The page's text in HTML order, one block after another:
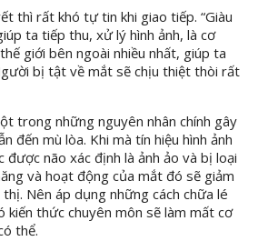
thì rất khó tự tin khi giao tiếp. “Giàu
ta tiếp thu, xử lý hình ảnh, là cơ
giới bên ngoài nhiều nhất, giúp ta
bị tật về mắt sẽ chịu thiệt thòi rất
trong những nguyên nhân chính gây
đến mù lòa. Khi mà tín hiệu hình ảnh
não xác định là ảnh ảo và bị loại
và hoạt động của mắt đó sẽ giảm
Nên áp dụng những cách chữa lé
kiến thức chuyên môn sẽ làm mất cơ
thể.